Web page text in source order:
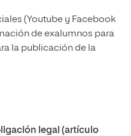
(Youtube y Facebook
de exalumnos para
la publicación de la
legal (artículo